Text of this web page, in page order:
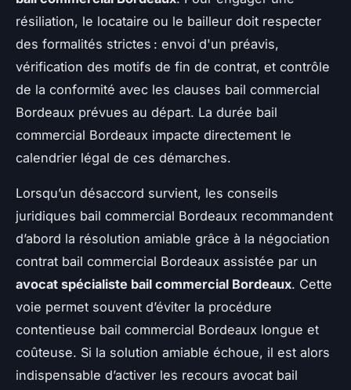
résiliation, le locataire ou le bailleur doit respecter
des formalités strictes : envoi d'un préavis,
vérification des motifs de fin de contrat, et contrôle
de la conformité avec les clauses bail commercial
Bordeaux prévues au départ. La durée bail
commercial Bordeaux impacte directement le
calendrier légal de ces démarches.
Lorsqu’un désaccord survient, les conseils
juridiques bail commercial Bordeaux recommandent
d’abord la résolution amiable grâce à la négociation
contrat bail commercial Bordeaux assistée par un
avocat spécialiste bail commercial Bordeaux. Cette
voie permet souvent d’éviter la procédure
contentieuse bail commercial Bordeaux longue et
coûteuse. Si la solution amiable échoue, il est alors
indispensable d’activer les recours avocat bail